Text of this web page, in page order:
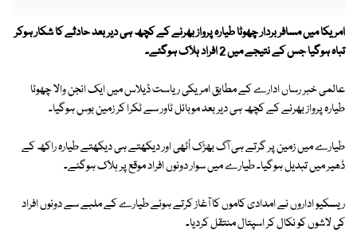
امریکا میں مسافر بردار چھوٹا طیارہ پرواز بھرنے کے کچھ ہی دیر بعد حادثے کا شکار ہوکر
تباہ ہوگیا جس کے نتیجے میں 2 افراد ہلاک ہوگئے۔
عالمی خبر رساں ادارے کے مطابق امریکی ریاست ڈیلاس میں ایک انجن والا چھوٹا
طیارہ پرواز بھرنے کے کچھ ہی دیر بعد موبائل ٹاور سے ٹکرا کر زمین بوس ہوگیا۔
طیارے میں زمین پر گرتے ہی آگ بھڑک اُٹھی اور دیکھتے ہی دیکھتے طیارہ راکھ کے
ڈھیر میں تبدیل ہوگیا۔ طیارے میں سوار دونوں افراد موقع پر ہلاک ہوگئے۔
ریسکیو اداروں نے امدادی کاموں کا آغاز کرتے ہوئے طیارے کے ملبے سے دونوں افراد
کی لاشوں کو نکال کر اسپتال منتقل کردیا۔